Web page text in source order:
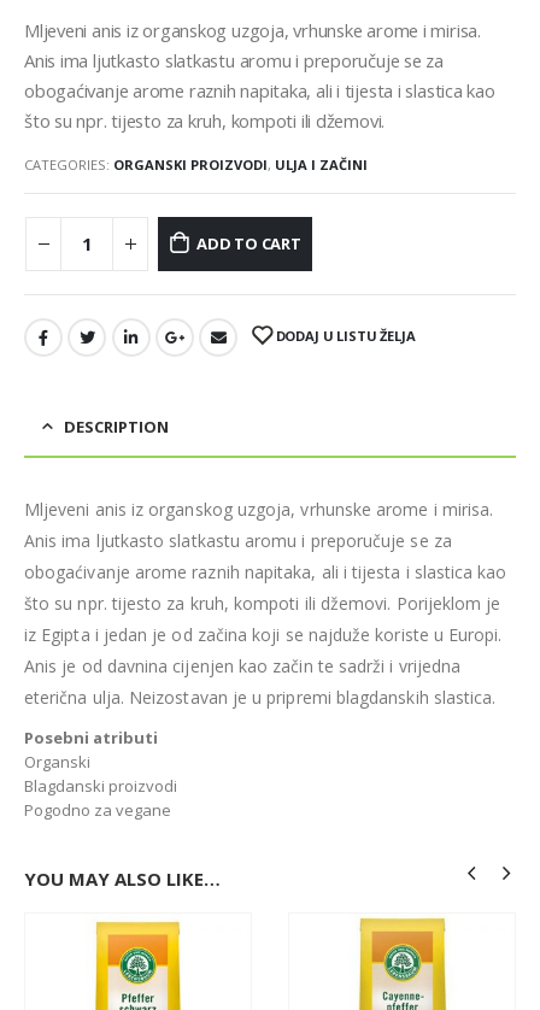
Mljeveni anis iz organskog uzgoja, vrhunske arome i mirisa.
Anis ima ljutkasto slatkastu aromu i preporučuje se za
obogaćivanje arome raznih napitaka, ali i tijesta i slastica kao
što su npr. tijesto za kruh, kompoti ili džemovi.
CATEGORIES: ORGANSKI PROIZVODI, ULJA I ZAČINI
ADD TO CART
DODAJ U LISTU ŽELJA
DESCRIPTION
Mljeveni anis iz organskog uzgoja, vrhunske arome i mirisa.
Anis ima ljutkasto slatkastu aromu i preporučuje se za
obogaćivanje arome raznih napitaka, ali i tijesta i slastica kao
što su npr. tijesto za kruh, kompoti ili džemovi. Porijeklom je
iz Egipta i jedan je od začina koji se najduže koriste u Europi.
Anis je od davnina cijenjen kao začin te sadrži i vrijedna
eterična ulja. Neizostavan je u pripremi blagdanskih slastica.
Posebni atributi
Organski
Blagdanski proizvodi
Pogodno za vegane
YOU MAY ALSO LIKE…